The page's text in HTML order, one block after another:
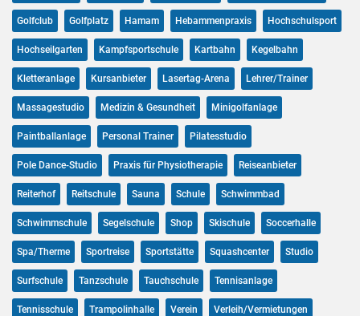
Golfclub Golfplatz Hamam Hebammenpraxis Hochschulsport
Hochseilgarten Kampfsportschule Kartbahn Kegelbahn
Kletteranlage Kursanbieter Lasertag-Arena Lehrer/Trainer
Massagestudio Medizin & Gesundheit Minigolfanlage
Paintballanlage Personal Trainer Pilatesstudio
Pole Dance-Studio Praxis für Physiotherapie Reiseanbieter
Reiterhof Reitschule Sauna Schule Schwimmbad
Schwimmschule Segelschule Shop Skischule Soccerhalle
Spa/Therme Sportreise Sportstätte Squashcenter Studio
Surfschule Tanzschule Tauchschule Tennisanlage
Tennisschule Trampolinhalle Verein Verleih/Vermietungen